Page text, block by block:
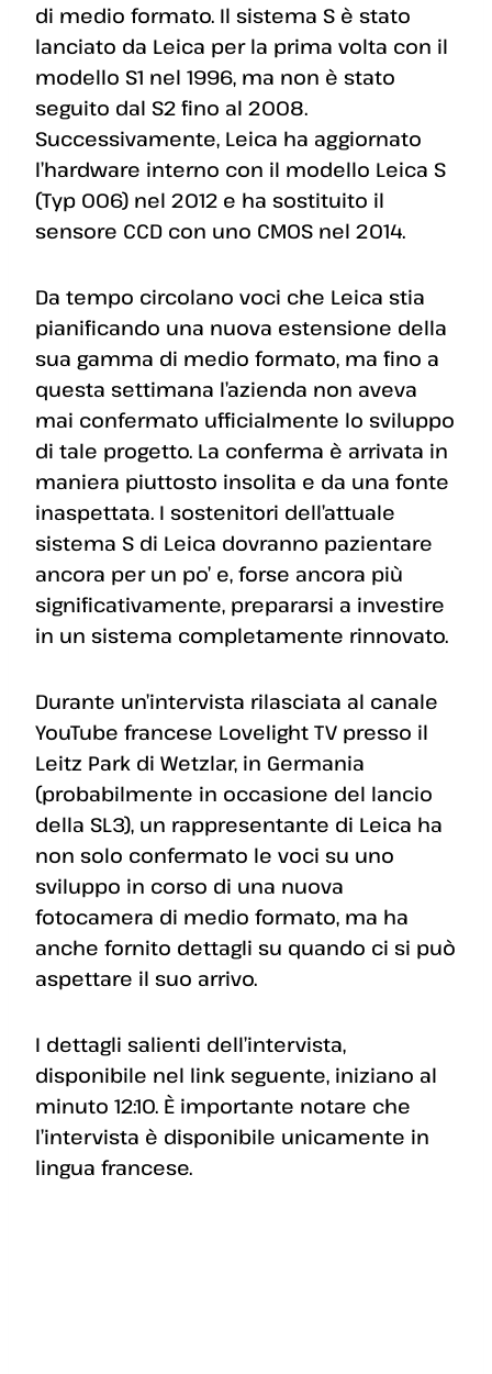
di medio formato. Il sistema S è stato
lanciato da Leica per la prima volta con il
modello S1 nel 1996, ma non è stato
seguito dal S2 fino al 2008.
Successivamente, Leica ha aggiornato
l’hardware interno con il modello Leica S
(Typ 006) nel 2012 e ha sostituito il
sensore CCD con uno CMOS nel 2014.
Da tempo circolano voci che Leica stia
pianificando una nuova estensione della
sua gamma di medio formato, ma fino a
questa settimana l’azienda non aveva
mai confermato ufficialmente lo sviluppo
di tale progetto. La conferma è arrivata in
maniera piuttosto insolita e da una fonte
inaspettata. I sostenitori dell’attuale
sistema S di Leica dovranno pazientare
ancora per un po’ e, forse ancora più
significativamente, prepararsi a investire
in un sistema completamente rinnovato.
Durante un’intervista rilasciata al canale
YouTube francese Lovelight TV presso il
Leitz Park di Wetzlar, in Germania
(probabilmente in occasione del lancio
della SL3), un rappresentante di Leica ha
non solo confermato le voci su uno
sviluppo in corso di una nuova
fotocamera di medio formato, ma ha
anche fornito dettagli su quando ci si può
aspettare il suo arrivo.
I dettagli salienti dell’intervista,
disponibile nel link seguente, iniziano al
minuto 12:10. È importante notare che
l’intervista è disponibile unicamente in
lingua francese.